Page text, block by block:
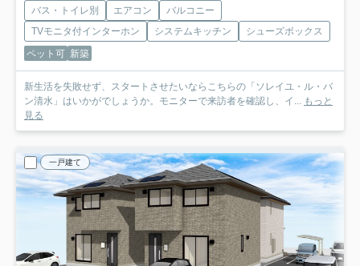
バス・トイレ別 エアコン
バルコニー
TVモニタ付インターホン
システムキッチン
シューズボックス
ペット可 新築
新生活を失敗せず、スタートさせたいならこちらの「ソレイユ・ル・バ
ン清水」はいかがでしょうか。モニターで来訪者を確認し、イ... もっと
見る
一戸建て